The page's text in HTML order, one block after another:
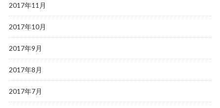
2017年11月
2017年10月
2017年9月
2017年8月
2017年7月